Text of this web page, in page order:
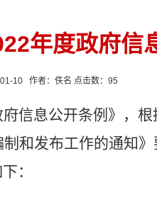
年度政府信
10 作者：佚名 点击数： 95
信息公开条例》，
和发布工作的通知
：